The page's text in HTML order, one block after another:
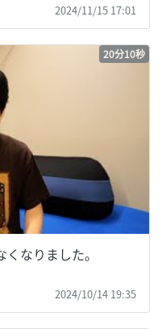
2024/11/15 17:01
20分10秒
なりました。
2024/10/14 19:35